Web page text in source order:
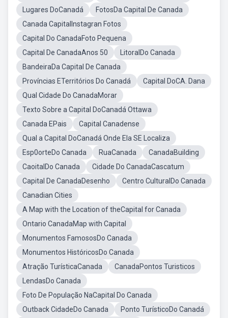
Lugares DoCanadá
FotosDa Capital De Canada
Canada CapitalInstagran Fotos
Capital Do CanadaFoto Pequena
Capital De CanadaAnos 50
LitoralDo Canada
BandeiraDa Capital De Canada
Províncias ETerritórios Do Canadá
Capital DoCA. Dana
Qual Cidade Do CanadaMorar
Texto Sobre a Capital DoCanadá Ottawa
Canada EPais
Capital Canadense
Qual a Capital DoCanadá Onde Ela SE Localiza
Esp0orteDo Canada
RuaCanada
CanadaBuilding
CaoitalDo Canada
Cidade Do CanadaCascatum
Capital De CanadaDesenho
Centro CulturalDo Canada
Canadian Cities
A Map with the Location of theCapital for Canada
Ontario CanadaMap with Capital
Monumentos FamososDo Canada
Monumentos HistóricosDo Canada
Atração TurísticaCanada
CanadaPontos Turisticos
LendasDo Canada
Foto De População NaCapital Do Canada
Outback CidadeDo Canada
Ponto TurísticoDo Canadá